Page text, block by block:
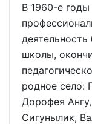
В 1960-е
школы,
родное село:
Дорофея
Сигунылик,